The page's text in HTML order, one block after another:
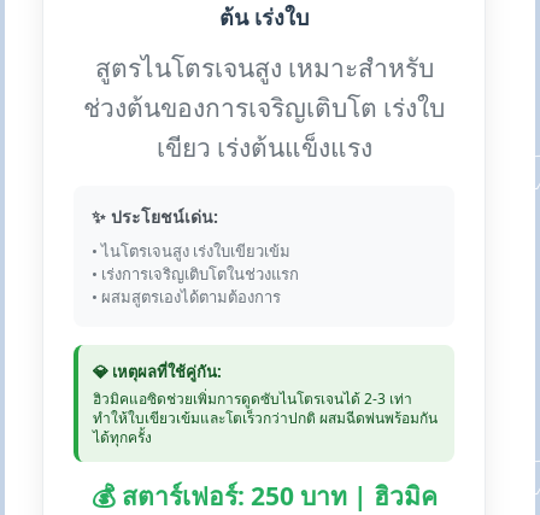
ต้น เร่งใบ
สูตรไนโตรเจนสูง เหมาะสำหรับ
ช่วงต้นของการเจริญเติบโต เร่งใบ
เขียว เร่งต้นแข็งแรง
✨ ประโยชน์เด่น:
• ไนโตรเจนสูง เร่งใบเขียวเข้ม
• เร่งการเจริญเติบโตในช่วงแรก
• ผสมสูตรเองได้ตามต้องการ
💎 เหตุผลที่ใช้คู่กัน:
ฮิวมิคแอซิดช่วยเพิ่มการดูดซับไนโตรเจนได้ 2-3 เท่า
ทำให้ใบเขียวเข้มและโตเร็วกว่าปกติ ผสมฉีดพ่นพร้อมกัน
ได้ทุกครั้ง
💰 สตาร์เฟอร์: 250 บาท | ฮิวมิค